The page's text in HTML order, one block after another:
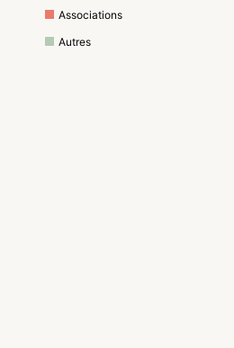
Associations
Autres